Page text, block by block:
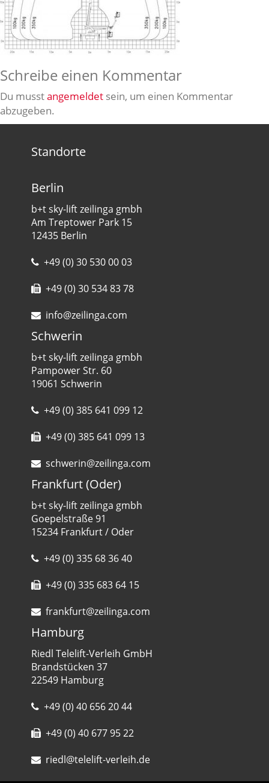
Schreibe einen Kommentar
Du musstangemeldet sein, um einen Kommentar
abzugeben.
Standorte
Berlin
b+t sky-lift zeilinga gmbh
Am Treptower Park 15
12435 Berlin
+49 (0) 30 530 00 03
+49 (0) 30 534 83 78
info@zeilinga.com
Schwerin
b+t sky-lift zeilinga gmbh
Pampower Str. 60
19061 Schwerin
+49 (0) 385 641 099 12
+49 (0) 385 641 099 13
schwerin@zeilinga.com
Frankfurt (Oder)
b+t sky-lift zeilinga gmbh
Goepelstraße 91
15234 Frankfurt / Oder
+49 (0) 335 68 36 40
+49 (0) 335 683 64 15
frankfurt@zeilinga.com
Hamburg
Riedl Telelift-Verleih GmbH
Brandstücken 37
22549 Hamburg
+49 (0) 40 656 20 44
+49 (0) 40 677 95 22
riedl@telelift-verleih.de